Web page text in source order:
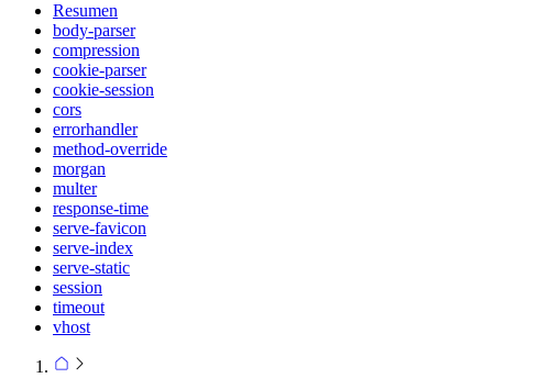
Resumen
body-parser
compression
cookie-parser
cookie-session
cors
errorhandler
method-override
morgan
multer
response-time
serve-favicon
serve-index
serve-static
session
timeout
vhost